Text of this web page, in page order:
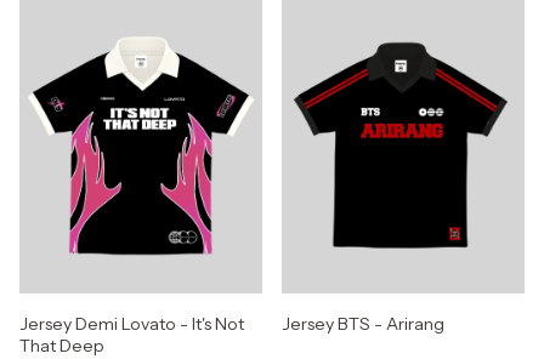
Jersey Demi Lovato - It's Not
That Deep
Jersey BTS - Arirang